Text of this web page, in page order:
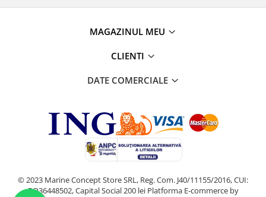
MAGAZINUL MEU
CLIENTI
DATE COMERCIALE
© 2023 Marine Concept Store SRL, Reg. Com. J40/11155/2016, CUI:
RO36448502, Capital Social 200 lei Platforma E-commerce by